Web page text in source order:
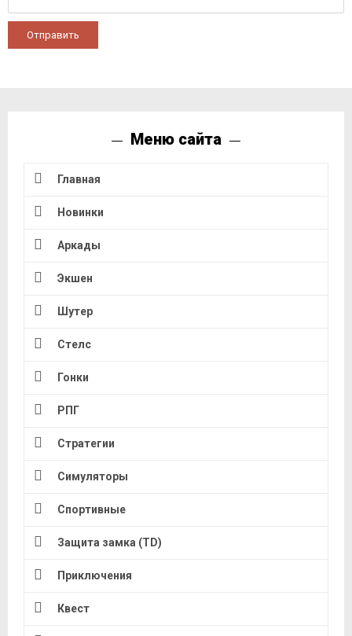
Отправить
Меню сайта
Главная
Новинки
Аркады
Экшен
Шутер
Стелс
Гонки
РПГ
Стратегии
Симуляторы
Спортивные
Защита замка (TD)
Приключения
Квест